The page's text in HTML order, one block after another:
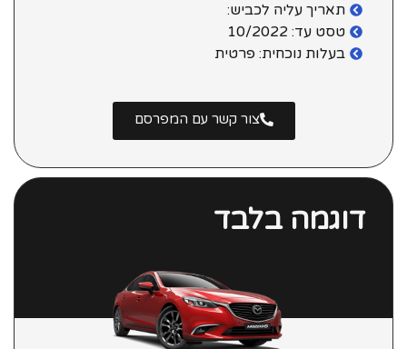
תאריך עליה לכביש:
טסט עד: 10/2022
בעלות נוכחית: פרטית
צור קשר עם המפרסם
דוגמה בלבד